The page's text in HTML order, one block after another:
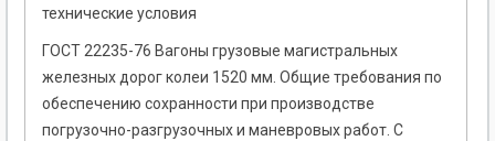
технические условия
ГОСТ 22235-76 Вагоны грузовые магистральных
железных дорог колеи 1520 мм. Общие требования по
обеспечению сохранности при производстве
погрузочно-разгрузочных и маневровых работ. С